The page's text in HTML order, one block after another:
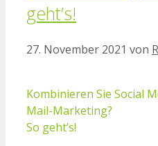
geht’s!
27. November 2021 von
Kombinieren Sie Social
Mail-Marketing?
So geht’s!